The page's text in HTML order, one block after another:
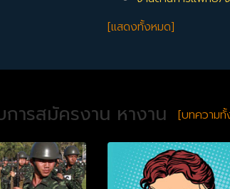
[แสดงทั้งหมด]
ารสมัครงาน หางาน [บทความ